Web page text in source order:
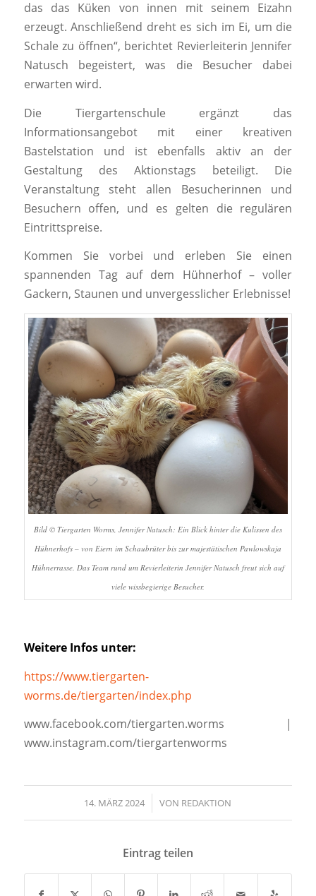
das das Küken von innen mit seinem Eizahn
erzeugt. Anschließend dreht es sich im Ei, um die
Schale zu öffnen“, berichtet Revierleiterin Jennifer
Natusch begeistert, was die Besucher dabei
erwarten wird.
Die Tiergartenschule ergänzt das
Informationsangebot mit einer kreativen
Bastelstation und ist ebenfalls aktiv an der
Gestaltung des Aktionstags beteiligt. Die
Veranstaltung steht allen Besucherinnen und
Besuchern offen, und es gelten die regulären
Eintrittspreise.
Kommen Sie vorbei und erleben Sie einen
spannenden Tag auf dem Hühnerhof – voller
Gackern, Staunen und unvergesslicher Erlebnisse!
Bild © Tiergarten Worms, Jennifer Natusch: Ein Blick hinter die Kulissen des
Hühnerhofs – von Eiern im Schaubrüter bis zur majestätischen Pawlowskaja
Hühnerrasse. Das Team rund um Revierleiterin Jennifer Natusch freut sich auf
viele wissbegierige Besucher.
Weitere Infos unter:
https://www.tiergarten-
worms.de/tiergarten/index.php
www.facebook.com/tiergarten.worms |
www.instagram.com/tiergartenworms
14. MÄRZ 2024
/ VON REDAKTION
Eintrag teilen